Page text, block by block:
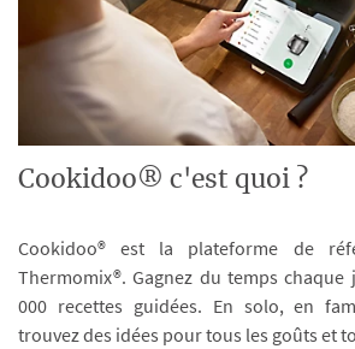
Cookidoo® c'est quoi ?
Cookidoo® est la plateforme de
Thermomix®. Gagnez du temps
000 recettes guidées. En solo, en
trouvez des idées pour tous les goûts et